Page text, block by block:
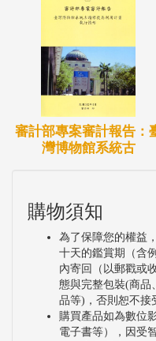
審計部專案審計報告：
灣博物館系統古
購物須知
為了保障您的權益
十天的鑑賞期（含
內寄回（以郵戳或
態與完整包裝(商品
品等)，否則恕不接
購買產品如為數位
電子書等），因受